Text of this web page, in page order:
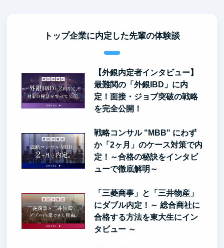
トップ企業に内定した先輩の体験談
【外銀内定者インタビュー】
最難関の「外銀IBD」に内
定！面接・ジョブ突破の戦略
を完全公開！
戦略コンサル "MBB" にわず
か「2ヶ月」のケース対策で内
定！～合格の秘訣をインタビ
ューで徹底解明～
「三菱商事」と「三井物産」
にダブル内定！～ 総合商社に
合格する方法を東大生にイン
タビュー ～